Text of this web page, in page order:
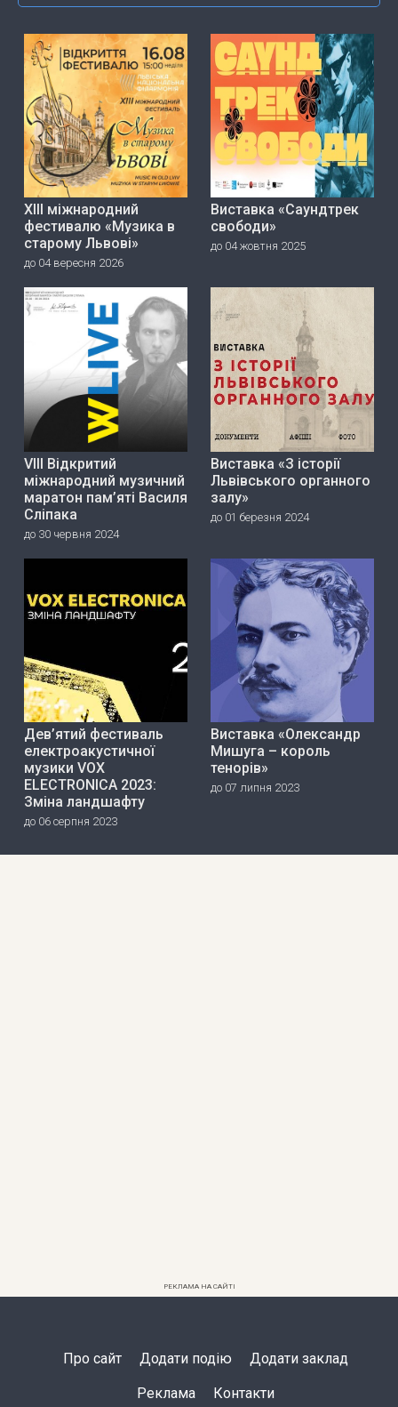
ХІІІ міжнародний
фестивалю «Музика в
старому Львові»
до 04 вересня 2026
Виставка «Саундтрек
свободи»
до 04 жовтня 2025
VIII Відкритий
міжнародний музичний
маратон пам’яті Василя
Сліпака
до 30 червня 2024
Виставка «З історії
Львівського органного
залу»
до 01 березня 2024
Дев’ятий фестиваль
електроакустичної
музики VOX
ELECTRONICA 2023:
Зміна ландшафту
до 06 серпня 2023
Виставка «Олександр
Мишуга – король
тенорів»
до 07 липня 2023
РЕКЛАМА НА САЙТІ
Про сайт Додати подію Додати заклад
Реклама Контакти